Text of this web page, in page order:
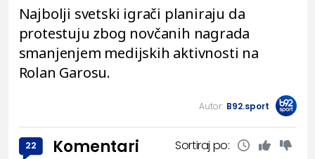
Najbolji svetski igrači planiraju da
protestuju zbog novčanih nagrada
smanjenjem medijskih aktivnosti na
Rolan Garosu.
Autor: B92.sport
22 Komentari Sortiraj po: